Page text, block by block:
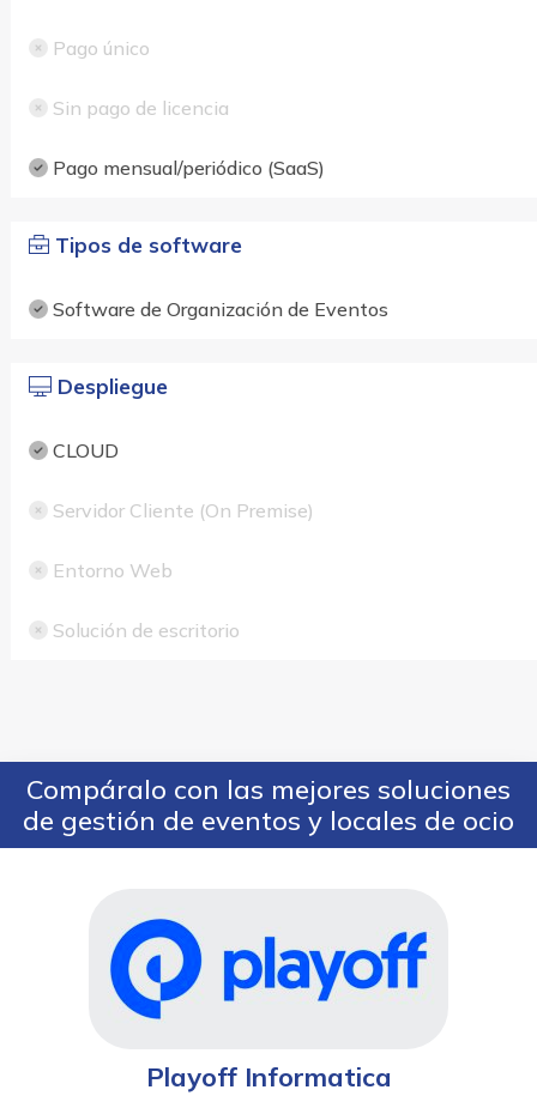
Pago único
Sin pago de licencia
Pago mensual/periódico (SaaS)
Tipos de software
Software de Organización de Eventos
Despliegue
CLOUD
Servidor Cliente (On Premise)
Entorno Web
Solución de escritorio
Compáralo con las mejores soluciones
de gestión de eventos y locales de ocio
Playoff Informatica